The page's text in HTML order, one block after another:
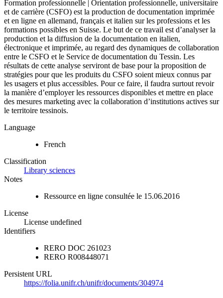
Formation professionnelle | Orientation professionnelle, universitaire
et de carrière (CSFO) est la production de documentation imprimée
et en ligne en allemand, français et italien sur les professions et les
formations possibles en Suisse. Le but de ce travail est d’analyser la
production et la diffusion de la documentation en italien,
électronique et imprimée, au regard des dynamiques de collaboration
entre le CSFO et le Service de documentation du Tessin. Les
résultats de cette analyse serviront de base pour la proposition de
stratégies pour que les produits du CSFO soient mieux connus par
les usagers et plus accessibles. Pour ce faire, il faudra surtout revoir
la manière d’employer les ressources disponibles et mettre en place
des mesures marketing avec la collaboration d’institutions actives sur
le territoire tessinois.
Language
French
Classification
Library sciences
Notes
Ressource en ligne consultée le 15.06.2016
License
License undefined
Identifiers
RERO DOC 261023
RERO R008448071
Persistent URL
https://folia.unifr.ch/unifr/documents/304974